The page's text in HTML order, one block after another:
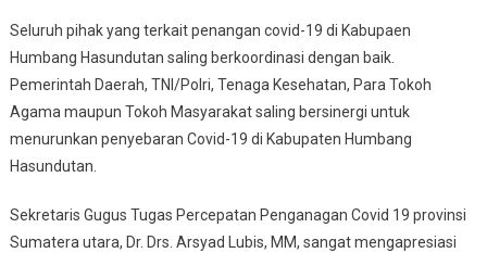
Seluruh pihak yang terkait penangan covid-19 di Kabupaen
Humbang Hasundutan saling berkoordinasi dengan baik.
Pemerintah Daerah, TNI/Polri, Tenaga Kesehatan, Para Tokoh
Agama maupun Tokoh Masyarakat saling bersinergi untuk
menurunkan penyebaran Covid-19 di Kabupaten Humbang
Hasundutan.
Sekretaris Gugus Tugas Percepatan Penganagan Covid 19 provinsi
Sumatera utara, Dr. Drs. Arsyad Lubis, MM, sangat mengapresiasi